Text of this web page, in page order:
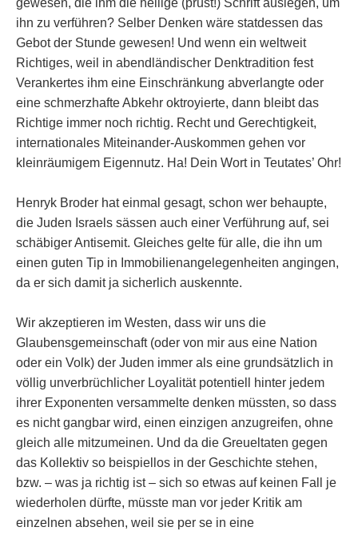
ihn zu verführen? Selber Denken wäre statdessen das
Gebot der Stunde gewesen! Und wenn ein weltweit
Richtiges, weil in abendländischer Denktradition fest
Verankertes ihm eine Einschränkung abverlangte oder
eine schmerzhafte Abkehr oktroyierte, dann bleibt das
Richtige immer noch richtig. Recht und Gerechtigkeit,
internationales Miteinander-Auskommen gehen vor
kleinräumigem Eigennutz. Ha! Dein Wort in Teutates’ Ohr!
Henryk Broder hat einmal gesagt, schon wer behaupte,
die Juden Israels sässen auch einer Verführung auf, sei
schäbiger Antisemit. Gleiches gelte für alle, die ihn um
einen guten Tip in Immobilienangelegenheiten angingen,
da er sich damit ja sicherlich auskennte.
Wir akzeptieren im Westen, dass wir uns die
Glaubensgemeinschaft (oder von mir aus eine Nation
oder ein Volk) der Juden immer als eine grundsätzlich in
völlig unverbrüchlicher Loyalität potentiell hinter jedem
ihrer Exponenten versammelte denken müssten, so dass
es nicht gangbar wird, einen einzigen anzugreifen, ohne
gleich alle mitzumeinen. Und da die Greueltaten gegen
das Kollektiv so beispiellos in der Geschichte stehen,
bzw. – was ja richtig ist – sich so etwas auf keinen Fall je
wiederholen dürfte, müsste man vor jeder Kritik am
einzelnen absehen, weil sie per se in eine